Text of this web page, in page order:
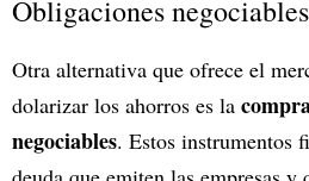
Obligaciones negociables
Otra alternativa que ofrece el
dolarizar los ahorros es la
negociables. Estos instrumentos